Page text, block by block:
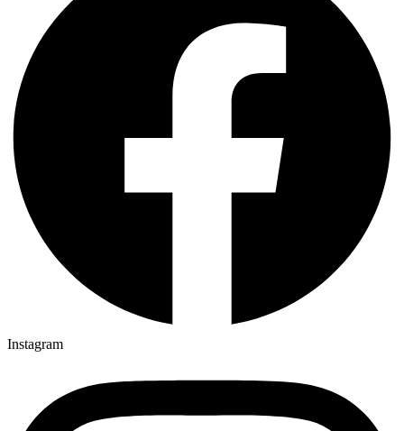
Instagram